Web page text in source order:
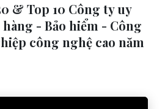
& Top 10 Công ty uy
- Bảo hiểm - Công
công nghệ cao năm